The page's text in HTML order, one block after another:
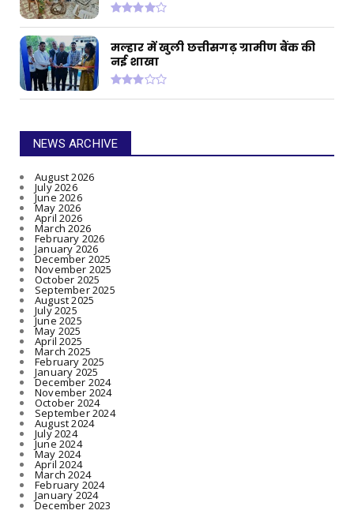
मल्हार में खुली छत्तीसगढ़ ग्रामीण बैंक की
नई शाखा
NEWS ARCHIVE
August 2026
July 2026
June 2026
May 2026
April 2026
March 2026
February 2026
January 2026
December 2025
November 2025
October 2025
September 2025
August 2025
July 2025
June 2025
May 2025
April 2025
March 2025
February 2025
January 2025
December 2024
November 2024
October 2024
September 2024
August 2024
July 2024
June 2024
May 2024
April 2024
March 2024
February 2024
January 2024
December 2023